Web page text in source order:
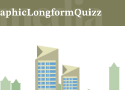
LongformQuizz